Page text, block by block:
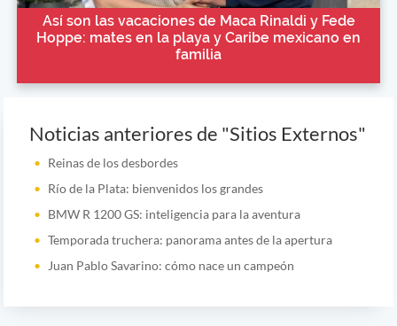
Así son las vacaciones de Maca Rinaldi y Fede
Hoppe: mates en la playa y Caribe mexicano en
familia
Noticias anteriores de "Sitios Externos"
Reinas de los desbordes
Río de la Plata: bienvenidos los grandes
BMW R 1200 GS: inteligencia para la aventura
Temporada truchera: panorama antes de la apertura
Juan Pablo Savarino: cómo nace un campeón